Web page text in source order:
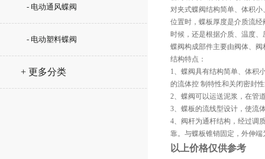
- 电动通风蝶阀
- 电动塑料蝶阀
+ 更多分类
对夹式蝶阀结构简单、体积
位置时，蝶板厚度是介质流
时候，还是根据介质、温度
蝶阀构成部件主要由阀体、
结构特点：
1、蝶阀具有结构简单、体积
的流体控 制特性和关闭密封
2、蝶阀可以运送泥浆，在管
3、蝶板的流线型设计，使流
4、阀杆为通杆结构，经过调
靠。与蝶板锥销固定，外伸
以上价格仅供参考